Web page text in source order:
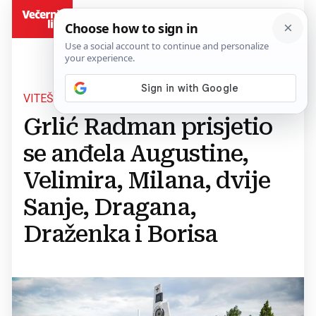
VITEŠKA OSMORKA
Grlić Radman prisjetio
se anđela Augustine,
Velimira, Milana, dvije
Sanje, Dragana,
Draženka i Borisa